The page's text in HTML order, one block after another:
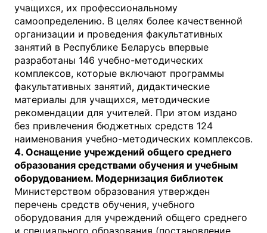
учащихся, их профессиональному
самоопределению. В целях более качественной
организации и проведения факультативных
занятий в Республике Беларусь впервые
разработаны 146 учебно-методических
комплексов, которые включают программы
факультативных занятий, дидактические
материалы для учащихся, методические
рекомендации для учителей. При этом издано
без привлечения бюджетных средств 124
наименования учебно-методических комплексов.
4. Оснащение учреждений общего среднего
образования средствами обучения и учебным
оборудованием. Модернизация библиотек
Министерством образования утвержден
перечень средств обучения, учебного
оборудования для учреждений общего среднего